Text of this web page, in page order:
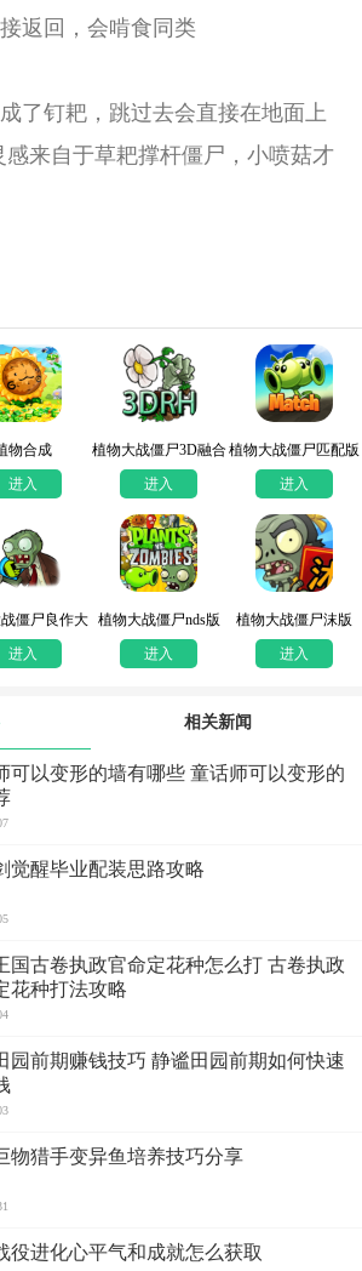
返回，会啃食同类
了钉耙，跳过去会直接在地面上
感来自于草耙撑杆僵尸，小喷菇才
物合成
进入
植物大战僵尸3D融合
版
进入
植物大战僵尸匹配版
进入
僵尸良作大
战烂片
进入
植物大战僵尸nds版
进入
植物大战僵尸沫版
进入
相关新闻
可以变形的墙有哪些 童话师可以变形的
觉醒毕业配装思路攻略
国古卷执政官命定花种怎么打 古卷执政
花种打法攻略
园前期赚钱技巧 静谧田园前期如何快速
物猎手变异鱼培养技巧分享
役进化心平气和成就怎么获取